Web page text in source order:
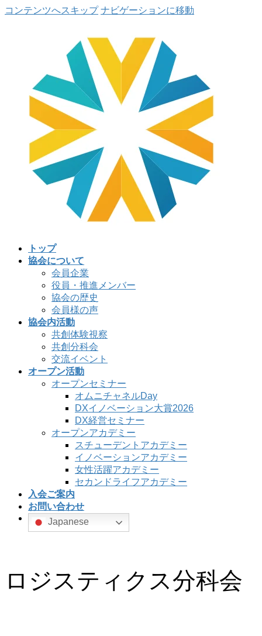
コンテンツへスキップ ナビゲーションに移動
トップ
協会について
会員企業
役員・推進メンバー
協会の歴史
会員様の声
協会内活動
共創体験視察
共創分科会
交流イベント
オープン活動
オープンセミナー
オムニチャネルDay
DXイノベーション大賞2026
DX経営セミナー
オープンアカデミー
スチューデントアカデミー
イノベーションアカデミー
女性活躍アカデミー
セカンドライフアカデミー
入会ご案内
お問い合わせ
Japanese
ロジスティクス分科会